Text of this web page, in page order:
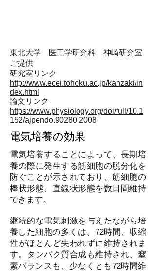
​東北大学 医工学研究科 神崎研究室
ご提供
​研究室リンク
http://www.ecei.tohoku.ac.jp/kanzaki/in
dex.html
​論文リンク
https://www.physiology.org/doi/full/10.1
152/ajpendo.90280.2008
電気培養の効果
電気培養することによって、長期培
養の際に発生する筋細胞の脱分化を
防ぐことが示されており、筋細胞の
棒状形態、直線状形態を数日間維持
できます。
継続的な電気刺激を与えたながら培
養した細胞の多くは、72時間、収縮
性がほとんど失われずに維持されま
す。タンパク質合成も維持され、窒
素バランスも、少なくとも72時間維